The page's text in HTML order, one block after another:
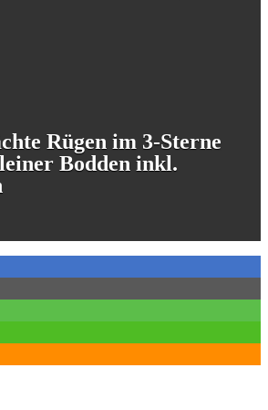
Rügen im 3-Sterne
Bodden inkl.